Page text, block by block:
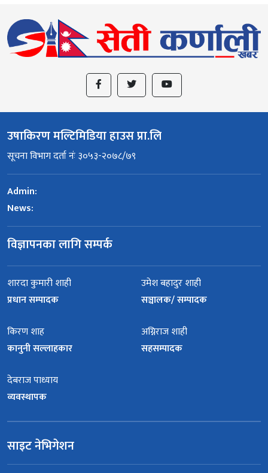
उषाकिरण मल्टिमिडिया हाउस प्रा.लि
सूचना विभाग दर्ता नंः ३०५३-२०७८/७९
Admin:
News:
विज्ञापनका लागि सम्पर्क
शारदा कुमारी शाही
प्रधान सम्पादक
उमेश बहादुर शाही
सञ्चालक/ सम्पादक
किरण शाह
कानुनी सल्लाहकार
अग्निराज शाही
सहसम्पादक
देबराज पाध्याय
व्यवस्थापक
साइट नेभिगेशन